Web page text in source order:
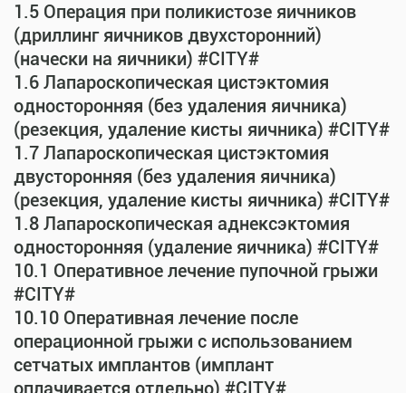
1.5 Операция при поликистозе яичников
(дриллинг яичников двухсторонний)
(начески на яичники) #CITY#
1.6 Лапароскопическая цистэктомия
односторонняя (без удаления яичника)
(резекция, удаление кисты яичника) #CITY#
1.7 Лапароскопическая цистэктомия
двусторонняя (без удаления яичника)
(резекция, удаление кисты яичника) #CITY#
1.8 Лапароскопическая аднексэктомия
односторонняя (удаление яичника) #CITY#
10.1 Оперативное лечение пупочной грыжи
#CITY#
10.10 Оперативная лечение после
операционной грыжи с использованием
сетчатых имплантов (имплант
оплачивается отдельно) #CITY#